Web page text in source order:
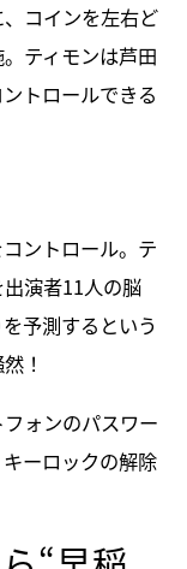
コインを左右ど
ティモンは芦田
トロールできる
ントロール。テ
演者11人の脳
予測するという
！
ォンのパスワー
ーロックの解除